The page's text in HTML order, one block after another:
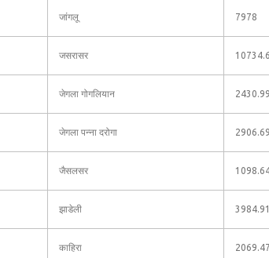
जांगलू 7978
जसरासर
जेगला गोगलियान 2430.99
जेगला पन्ना दरोगा 2906.69
जैसलसर
झाडेली 3984.91
काहिरा 2069.47